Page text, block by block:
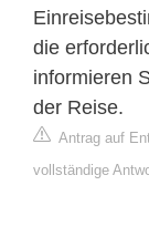
die
informieren
der Reise.
Antrag auf
vollständige